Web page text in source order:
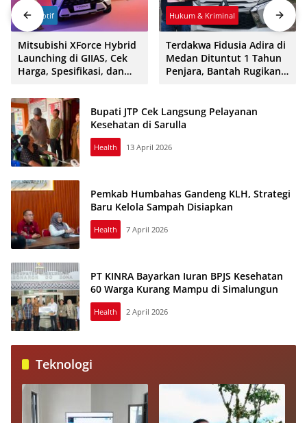
Otomotif
Mitsubishi XForce Hybrid
Launching di GIIAS, Cek
Harga, Spesifikasi, dan
Hukum & Kriminal
Terdakwa Fidusia Adira di
Medan Dituntut 1 Tahun
Penjara, Bantah Rugikan
Bupati JTP Cek Langsung Pelayanan
Kesehatan di Sarulla
Health 13 April 2026
Pemkab Humbahas Gandeng KLH, Strategi
Baru Kelola Sampah Disiapkan
Health 7 April 2026
PT KINRA Bayarkan Iuran BPJS Kesehatan
60 Warga Kurang Mampu di Simalungun
Health 2 April 2026
Teknologi